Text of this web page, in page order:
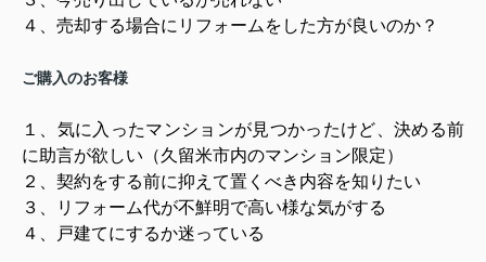
４、売却する場合にリフォームをした方が良いのか？
ご購入のお客様
１、気に入ったマンションが見つかったけど、決める前
に助言が欲しい（久留米市内のマンション限定）
２、契約をする前に抑えて置くべき内容を知りたい
３、リフォーム代が不鮮明で高い様な気がする
４、戸建てにするか迷っている